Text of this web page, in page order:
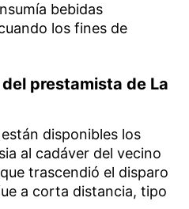
bebidas
los fines de
prestamista de La
disponibles los
al cadáver del vecino
trascendió el disparo
a corta distancia, tipo